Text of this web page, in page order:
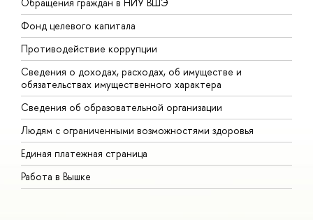
Фонд целевого капитала
Противодействие коррупции
Сведения о доходах, расходах, об имуществе и
обязательствах имущественного характера
Сведения об образовательной организации
Людям с ограниченными возможностями здоровья
Единая платежная страница
Работа в Вышке